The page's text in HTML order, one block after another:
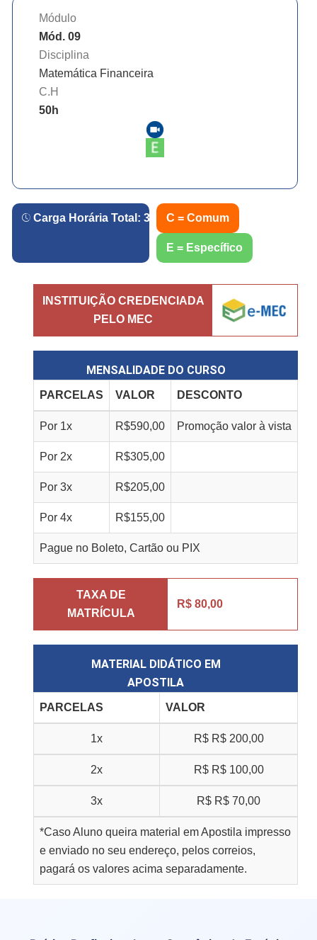
Módulo
Mód. 09
Disciplina
Matemática Financeira
C.H
50h
Carga Horária Total: 360 h.
C = Comum
E = Específico
INSTITUIÇÃO CREDENCIADA
PELO MEC
MENSALIDADE DO CURSO
PARCELAS VALOR DESCONTO
Por 1x R$590,00 Promoção valor à vista
Por 2x R$305,00
Por 3x R$205,00
Por 4x R$155,00
Pague no Boleto, Cartão ou PIX
TAXA DE
MATRÍCULA
R$ 80,00
MATERIAL DIDÁTICO EM
APOSTILA
PARCELAS VALOR
1x R$ R$ 200,00
2x R$ R$ 100,00
3x R$ R$ 70,00
*Caso Aluno queira material em Apostila impresso
e enviado no seu endereço, pelos correios,
pagará os valores acima separadamente.